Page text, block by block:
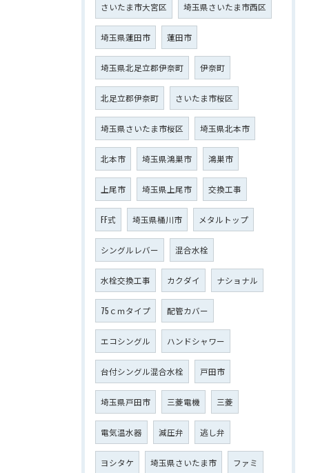
さいたま市大宮区 埼玉県さいたま市西区
埼玉県蓮田市 蓮田市
埼玉県北足立郡伊奈町 伊奈町
北足立郡伊奈町 さいたま市桜区
埼玉県さいたま市桜区 埼玉県北本市
北本市 埼玉県鴻巣市 鴻巣市
上尾市 埼玉県上尾市 交換工事
FF式 埼玉県桶川市 メタルトップ
シングルレバー 混合水栓
水栓交換工事 カクダイ ナショナル
75ｃｍタイプ 配管カバー
エコシングル ハンドシャワー
台付シングル混合水栓 戸田市
埼玉県戸田市 三菱電機 三菱
電気温水器 減圧弁 逃し弁
ヨシタケ 埼玉県さいたま市 ファミ